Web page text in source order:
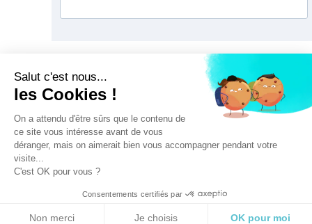
Politique confidentialité des données
Salut c'est nous...
les Cookies !
On a attendu d'être sûrs que le contenu de
ce site vous intéresse avant de vous
déranger, mais on aimerait bien vous accompagner pendant votre
visite...
C'est OK pour vous ?
Consentements certifiés par
Non merci Je choisis OK pour moi